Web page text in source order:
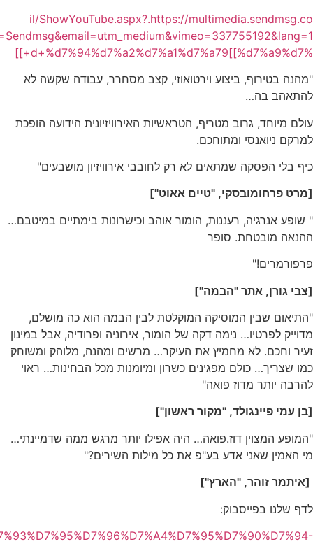
https://multimedia.sendmsg.co
.
il/ShowYouTube.aspx?
lang=1
&
vimeo=337755192
&
utm_medium
=
email
&
[[%d7%a9%d7%
9
d+%d7%94%d7%a2%d7%a1%d7%a7
+]]
"מהנה בטירוף, ביצוע וירטואוזי, קצב מסחרר, עבודה שקשה לא
להתאהב בה…
עולם מיוחד, גרוב מטריף, הטראשיות האירוויזיונית הידועה הופכת
למרקם ניואנסי ומתוחכם.
כיף בלי הפסקה שמתאים לא רק לחובבי אירוויזיון מושבעים"
[מרט פרחומובסקי, "טיים אאוט"]
" שופע אנרגיה, רעננות, הומור אוהב וכישרונות בימתיים במיטבם…
ההנאה מובטחת. סופר
פרפורמרים!"
[צבי גורן, אתר "הבמה"]
"התיאום שבין המוסיקה המוקלטת לבין הבמה הוא כה מושלם,
מדוייק לפרטיו… נימה דקה של הומור, אירוניה ופרודיה, אבל במינון
זעיר וחכם. לא מחמיץ את העיקר… מרשים ומהנה, מלוהק ומשוחק
כמו שצריך… כולם מפגינים כשרון ומיומנות מכל הבחינות… ראוי
להרבה יותר מדוז פואה"
[בן עמי פיינגולד, "מקור ראשון"]
"המופע המצוין דוז.פואה… היה אפילו יותר מרגש ממה שדמיינתי…
מי האמין שאני אדע בע"פ את כל מילות השירים?"
[איתמר זוהר, "הארץ"]
לדף שלנו בפייסבוק: